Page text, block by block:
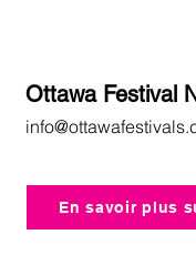
Ottawa Festival
En savoir plus